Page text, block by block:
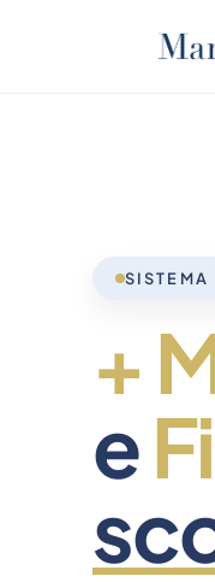
SISTEMA
+
e